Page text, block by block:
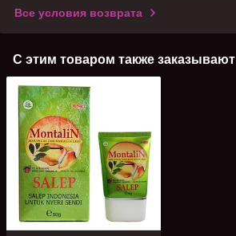
Все условия возврата
С этим товаром также заказывают